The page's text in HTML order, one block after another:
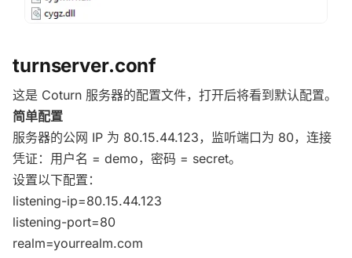
turnserver.conf
这是 Coturn 服务器的配置文件，打开后将看到默认配置。
简单配置
服务器的公网 IP 为 80.15.44.123，监听端口为 80，连接
凭证：用户名 = demo，密码 = secret。
设置以下配置：
listening-ip=80.15.44.123
listening-port=80
realm=yourrealm.com